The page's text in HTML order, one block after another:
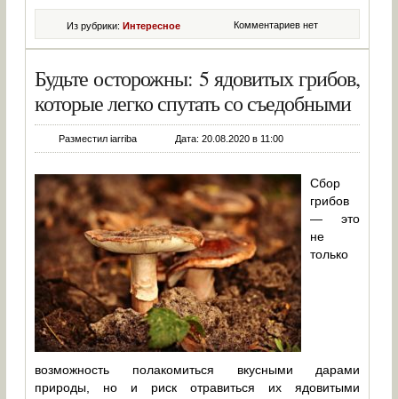
Комментариев нет
Из рубрики:Интересное
Будьте осторожны: 5 ядовитых грибов,
которые легко спутать со съедобными
Разместил iarriba Дата: 20.08.2020 в 11:00
Сбор
грибов
— это
не
только
возможность полакомиться вкусными дарами
природы, но и риск отравиться их ядовитыми